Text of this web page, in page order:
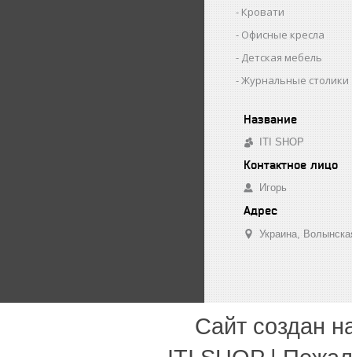
Кровати
Офисные кресла
Детская мебель
Журнальные столики
ITI SHOP
Игорь
Украина
Сайт создан